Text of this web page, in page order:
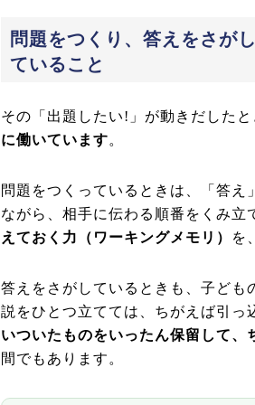
問題をつくり、答えをさが
ていること
その「出題したい!」が動きだした
に働いています。
問題をつくっているときは、「答
ながら、相手に伝わる順番をくみ立
えておく力（ワーキングメモリ）
を
答えをさがしているときも、子ども
説をひとつ立てては、ちがえば引
いついたものをいったん保留して、
間でもあります。